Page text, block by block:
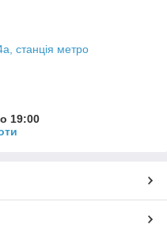
станція метро
19:00